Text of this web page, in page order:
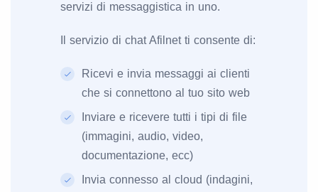
servizi di messaggistica in uno.
Il servizio di chat Afilnet ti consente di:
Ricevi e invia messaggi ai clienti
che si connettono al tuo sito web
Inviare e ricevere tutti i tipi di file
(immagini, audio, video,
documentazione, ecc)
Invia connesso al cloud (indagini,